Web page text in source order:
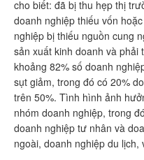
cho biết: đã bị thu hẹp thị
doanh nghiệp thiếu vốn
nghiệp bị thiếu nguồn cung
sản xuất kinh doanh và
khoảng 82% số doanh
sụt giảm, trong đó có 20%
trên 50%. Tình hình ảnh
nhóm doanh nghiệp, trong
doanh nghiệp tư nhân và
ngoài, doanh nghiệp du